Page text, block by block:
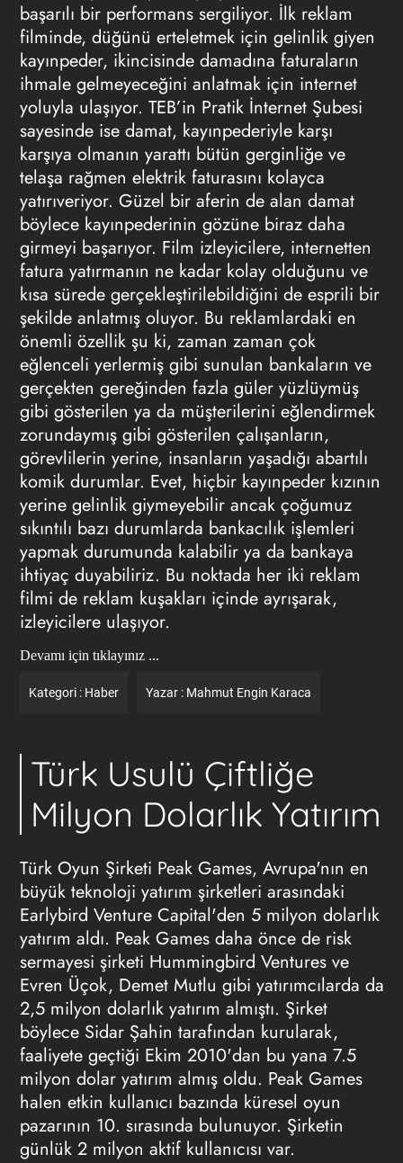
başarılı bir performans sergiliyor. İlk reklam
filminde, düğünü erteletmek için gelinlik giyen
kayınpeder, ikincisinde damadına faturaların
ihmale gelmeyeceğini anlatmak için internet
yoluyla ulaşıyor. TEB’in Pratik İnternet Şubesi
sayesinde ise damat, kayınpederiyle karşı
karşıya olmanın yarattı bütün gerginliğe ve
telaşa rağmen elektrik faturasını kolayca
yatırıveriyor. Güzel bir aferin de alan damat
böylece kayınpederinin gözüne biraz daha
girmeyi başarıyor. Film izleyicilere, internetten
fatura yatırmanın ne kadar kolay olduğunu ve
kısa sürede gerçekleştirilebildiğini de esprili bir
şekilde anlatmış oluyor. Bu reklamlardaki en
önemli özellik şu ki, zaman zaman çok
eğlenceli yerlermiş gibi sunulan bankaların ve
gerçekten gereğinden fazla güler yüzlüymüş
gibi gösterilen ya da müşterilerini eğlendirmek
zorundaymış gibi gösterilen çalışanların,
görevlilerin yerine, insanların yaşadığı abartılı
komik durumlar. Evet, hiçbir kayınpeder kızının
yerine gelinlik giymeyebilir ancak çoğumuz
sıkıntılı bazı durumlarda bankacılık işlemleri
yapmak durumunda kalabilir ya da bankaya
ihtiyaç duyabiliriz. Bu noktada her iki reklam
filmi de reklam kuşakları içinde ayrışarak,
izleyicilere ulaşıyor.
Devamı için tıklayınız ...
Kategori : Haber Yazar : Mahmut Engin Karaca
Türk Usulü Çiftliğe
Milyon Dolarlık Yatırım
Türk Oyun Şirketi Peak Games, Avrupa'nın en
büyük teknoloji yatırım şirketleri arasındaki
Earlybird Venture Capital'den 5 milyon dolarlık
yatırım aldı. Peak Games daha önce de risk
sermayesi şirketi Hummingbird Ventures ve
Evren Üçok, Demet Mutlu gibi yatırımcılarda da
2,5 milyon dolarlık yatırım almıştı. Şirket
böylece Sidar Şahin tarafından kurularak,
faaliyete geçtiği Ekim 2010'dan bu yana 7.5
milyon dolar yatırım almış oldu. Peak Games
halen etkin kullanıcı bazında küresel oyun
pazarının 10. sırasında bulunuyor. Şirketin
günlük 2 milyon aktif kullanıcısı var.